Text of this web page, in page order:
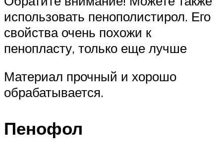
использовать пенополистирол. Его
свойства очень похожи к
пенопласту, только еще лучше
Материал прочный и хорошо
обрабатывается.
Пенофол